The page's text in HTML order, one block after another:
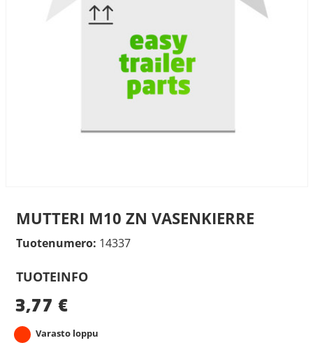
MUTTERI M10 ZN VASENKIERRE
Tuotenumero: 14337
TUOTEINFO
3,77 €
Varasto loppu